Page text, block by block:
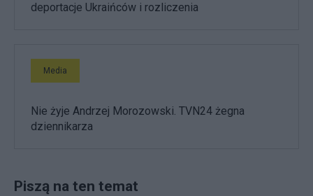
deportacje Ukraińców i rozliczenia
Media
Nie żyje Andrzej Morozowski. TVN24 żegna
dziennikarza
Piszą na ten temat